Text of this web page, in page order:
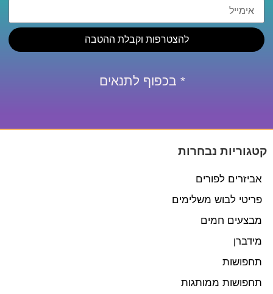
להצטרפות וקבלת ההטבה
* בכפוף לתנאים
קטגוריות נבחרות
אביזרים לפורים
פריטי לבוש משלימים
מבצעים חמים
מידברן
תחפושות
תחפושות ממותגות